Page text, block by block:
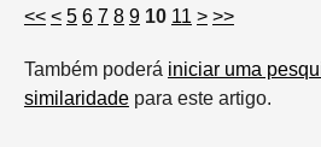
<< < 5 6 7 8 9 10 11 > >>
Também poderá iniciar uma
similaridadepara este artigo.